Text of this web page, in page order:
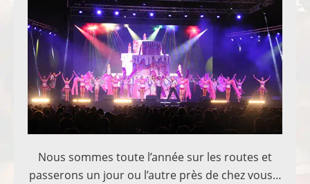
Nous sommes toute l’année sur les routes et
passerons un jour ou l’autre près de chez vous…